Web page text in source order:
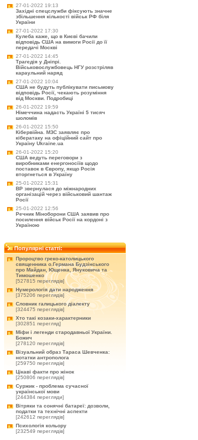
27-01-2022 19:13
Західні спецслужби фіксують значне
збільшення кількості військ РФ біля
України
27-01-2022 17:30
Кулеба каже, що в Києві бачили
відповідь США на вимоги Росії до її
передачі Москві
27-01-2022 14:45
Трагедія у Дніпрі.
Військовослужбовець НГУ розстріляв
караульний наряд
27-01-2022 10:04
США не будуть публікувати письмову
відповідь Росії, чекають розуміння
від Москви. Подробиці
26-01-2022 19:59
Німеччина надасть Україні 5 тисяч
шоломів
26-01-2022 15:50
Кібервійна. МЗС заявляє про
кібератаку на офіційний сайт про
Україну Ukraine.ua
26-01-2022 15:20
США ведуть переговори з
виробниками енергоносіїв щодо
поставок в Європу, якщо Росія
вторгнеться в Україну
25-01-2022 15:31
ВР звернулася до міжнародних
організацій через військовий шантаж
Росії
25-01-2022 12:56
Речник Міноборони США заявив про
посилення військ Росії на кордоні з
Україною
Популярні статті:
Пророцтво греко-католицького
священника о.Германа Будзінського
про Майдан, Ющенка, Януковича та
Тимошенко
[527815 переглядів]
Нумерологія дати народження
[375206 переглядів]
Словник галицького діалекту
[324475 переглядів]
Хто такі козаки-характерники
[302851 перегляд]
Міфи і легенди стародавньої України.
Божич
[278120 переглядів]
Візуальний образ Тараса Шевченка:
нотатки антрополога
[259750 переглядів]
Цікаві факти про жінок
[250806 переглядів]
Суржик - проблема сучасної
української мови
[244384 перегляди]
Вітряки та сонячні батареї: дозволи,
податки та технічні аспекти
[242612 переглядів]
Психологія кольору
[232549 переглядів]